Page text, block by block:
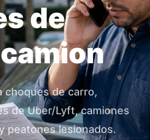
de
choques de carro,
de Uber/Lyft, camiones
peatones lesionados.